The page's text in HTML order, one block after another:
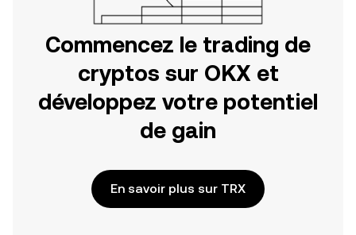
Commencez le trading de
cryptos sur OKX et
développez votre potentiel
de gain
En savoir plus sur TRX